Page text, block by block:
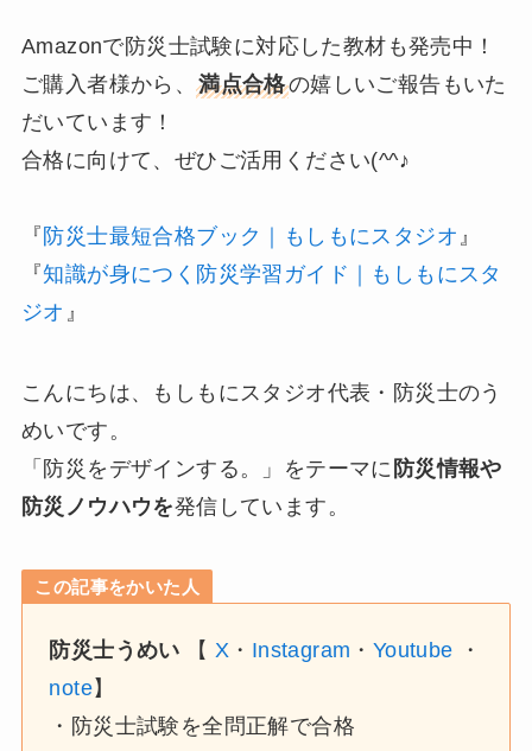
Amazonで防災士試験に対応した教材も発売中！
ご購入者様から、満点合格の嬉しいご報告もいた
だいています！
合格に向けて、ぜひご活用ください(^^♪
『 防災士最短合格ブック｜もしもにスタジオ 』
『知識が身につく防災学習ガイド｜もしもにスタ
ジオ 』
こんにちは、もしもにスタジオ代表・防災士のう
めいです。
「防災をデザインする。」をテーマに 防災情報や
防災ノウハウを発信しています。
この記事をかいた人
防災士うめい 【 X ・ Instagram ・ Youtube ・
note】
・防災士試験を全問正解で合格